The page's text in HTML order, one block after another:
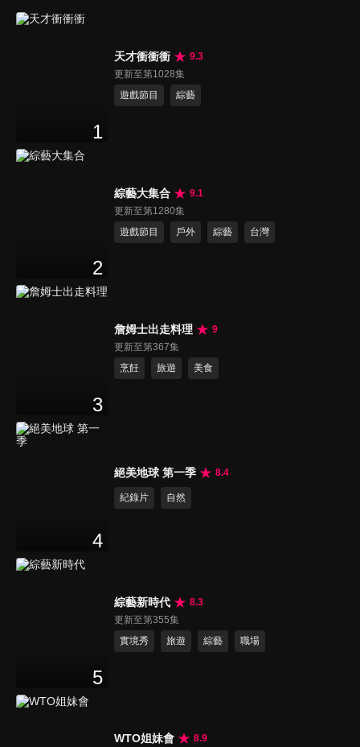
1
天才衝衝衝
9.3
更新至第1028集
遊戲節目
綜藝
2
綜藝大集合
9.1
更新至第1280集
遊戲節目
戶外 綜藝 台灣
3
詹姆士出走料理
9
更新至第367集
烹飪
旅遊 美食
4
絕美地球 第一季 8.4
紀錄片 自然
5
綜藝新時代
8.3
更新至第355集
實境秀
旅遊 綜藝 職場
WTO姐妹會
8.9